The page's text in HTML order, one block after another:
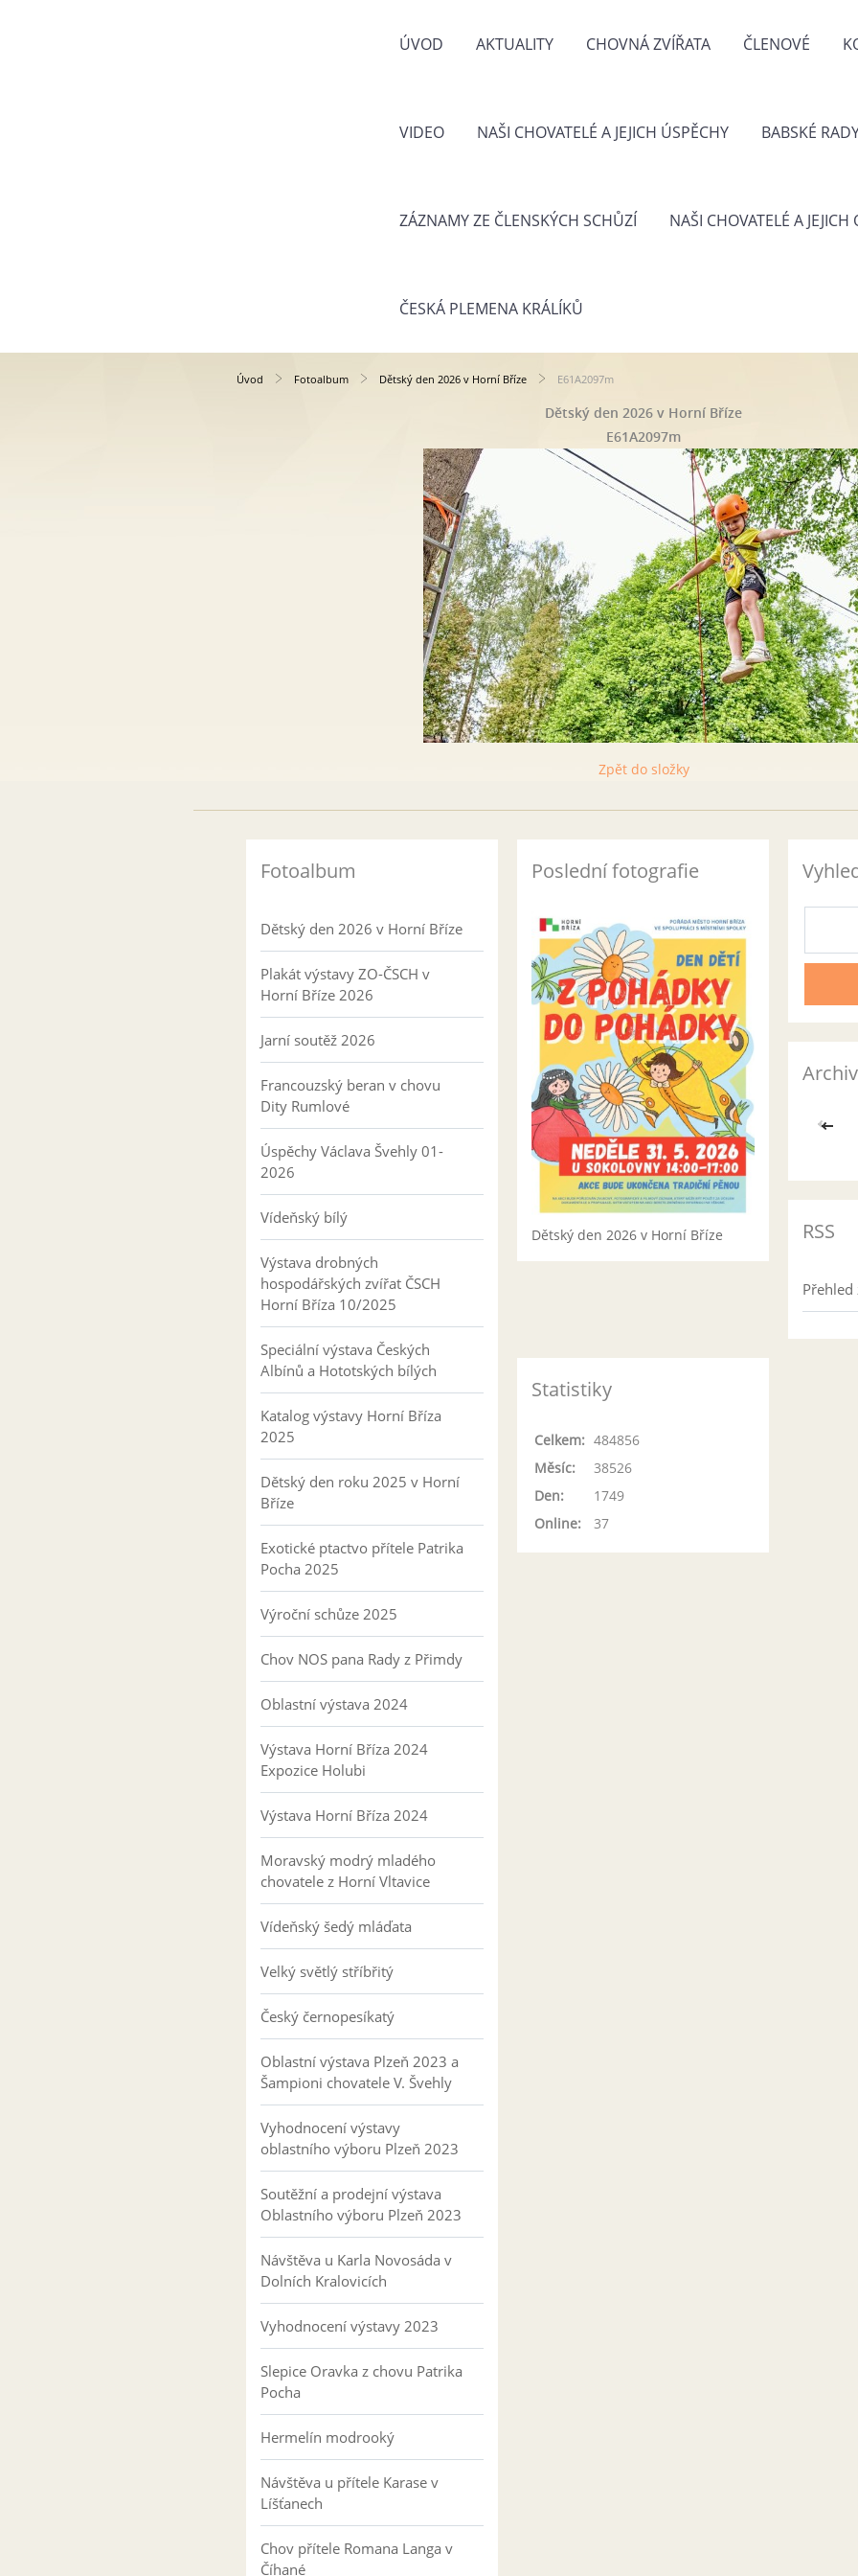
ÚVOD AKTUALITY CHOVNÁ ZVÍŘATA ČLENOVÉ
VIDEO NAŠI CHOVATELÉ A JEJICH ÚSPĚCHY BABSKÉ
ZÁZNAMY ZE ČLENSKÝCH SCHŮZÍ NAŠI CHOVATELÉ A
ČESKÁ PLEMENA KRÁLÍKŮ
Úvod Fotoalbum Dětský den 2026 v Horní Bříze E61A2097m
Dětský den 2026 v Horní Bříze
E61A2097m
Zpět do složky
Fotoalbum
Dětský den 2026 v Horní Bříze
Plakát výstavy ZO-ČSCH v
Horní Bříze 2026
Jarní soutěž 2026
Francouzský beran v chovu
Dity Rumlové
Úspěchy Václava Švehly 01-
2026
Vídeňský bílý
Výstava drobných
hospodářských zvířat ČSCH
Horní Bříza 10/2025
Speciální výstava Českých
Albínů a Hototských bílých
Katalog výstavy Horní Bříza
2025
Dětský den roku 2025 v Horní
Bříze
Exotické ptactvo přítele Patrika
Pocha 2025
Výroční schůze 2025
Chov NOS pana Rady z Přimdy
Oblastní výstava 2024
Výstava Horní Bříza 2024
Expozice Holubi
Výstava Horní Bříza 2024
Moravský modrý mladého
chovatele z Horní Vltavice
Vídeňský šedý mláďata
Velký světlý stříbřitý
Český černopesíkatý
Oblastní výstava Plzeň 2023 a
Šampioni chovatele V. Švehly
Vyhodnocení výstavy
oblastního výboru Plzeň 2023
Soutěžní a prodejní výstava
Oblastního výboru Plzeň 2023
Návštěva u Karla Novosáda v
Dolních Kralovicích
Vyhodnocení výstavy 2023
Slepice Oravka z chovu Patrika
Pocha
Hermelín modrooký
Návštěva u přítele Karase v
Líšťanech
Chov přítele Romana Langa v
Číhané
Poslední fotografie
Dětský den 2026 v Horní Bříze
Archiv
<<
RSS
Statistiky
Online: 37
Celkem: 484856
Měsíc:
38526
Den:
1749